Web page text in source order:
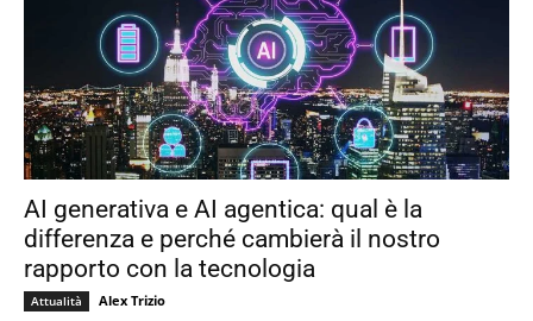
AI generativa e AI agentica: qual è la
differenza e perché cambierà il nostro
rapporto con la tecnologia
Attualità Alex Trizio